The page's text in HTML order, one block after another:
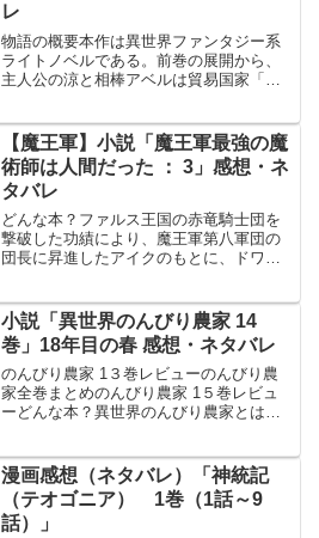
レ
物語の概要本作は異世界ファンタジー系
ライトノベルである。前巻の展開から、
主人公の涼と相棒アベルは貿易国家「自
ィンジョ大公国が“併合”を宣言し、二百隻
の艦隊によって街は壊...
【魔王軍】小説「魔王軍最強の魔
術師は人間だった ： 3」感想・ネ
タバレ
どんな本？ファルス王国の赤竜騎士団を
撃破した功績により、魔王軍第八軍団の
団長に昇進したアイクのもとに、ドワー
の内容は魔王軍との間を取り持ってほし
いというものだった。エル...
小説「異世界のんびり農家 14
巻」18年目の春 感想・ネタバレ
のんびり農家 1３巻レビューのんびり農
家全巻まとめのんびり農家 1５巻レビュ
ーどんな本？異世界のんびり農家とは、
り、書籍版はKADOKAWAから刊行され
ている。また、剣康之...
漫画感想（ネタバレ）「神統記
（テオゴニア） 1巻（1話～9
話）」